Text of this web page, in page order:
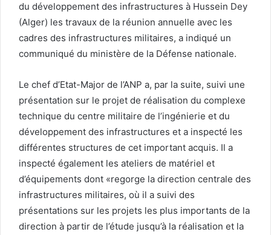
du développement des infrastructures à Hussein Dey
(Alger) les travaux de la réunion annuelle avec les
cadres des infrastructures militaires, a indiqué un
communiqué du ministère de la Défense nationale.
Le chef d’Etat-Major de l’ANP a, par la suite, suivi une
présentation sur le projet de réalisation du complexe
technique du centre militaire de l’ingénierie et du
développement des infrastructures et a inspecté les
différentes structures de cet important acquis. Il a
inspecté également les ateliers de matériel et
d’équipements dont «regorge la direction centrale des
infrastructures militaires, où il a suivi des
présentations sur les projets les plus importants de la
direction à partir de l’étude jusqu’à la réalisation et la